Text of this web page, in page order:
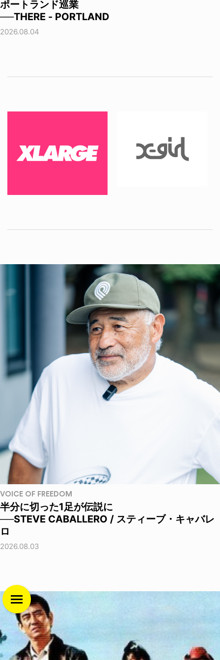
ポートランド巡業
──THERE - PORTLAND
2026.08.04
VOICE OF FREEDOM
半分に切った1足が伝説に
──STEVE CABALLERO / スティーブ・キャバレ
ロ
2026.08.03